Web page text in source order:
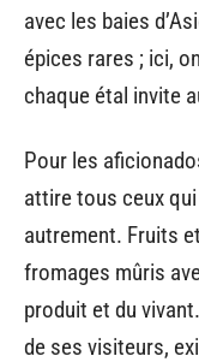
avec les baies
épices rares ; ici,
chaque étal invite
Pour les
attire tous ceux
autrement. Fruits
fromages mûris
produit et du
de ses visiteurs,